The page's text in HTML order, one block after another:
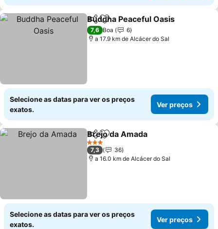
PartilharAdicionar aos favoritos
Buddha Peaceful Oasis
7,6 Boa
6
a 17.9 km de Alcácer do Sal
Selecione as datas para ver os preços
exatos.
Ver preços
PartilharAdicionar aos favoritos
Brejo da Amada
3 Estrelas
7,3
36
a 16.0 km de Alcácer do Sal
Selecione as datas para ver os preços
exatos.
Ver preços